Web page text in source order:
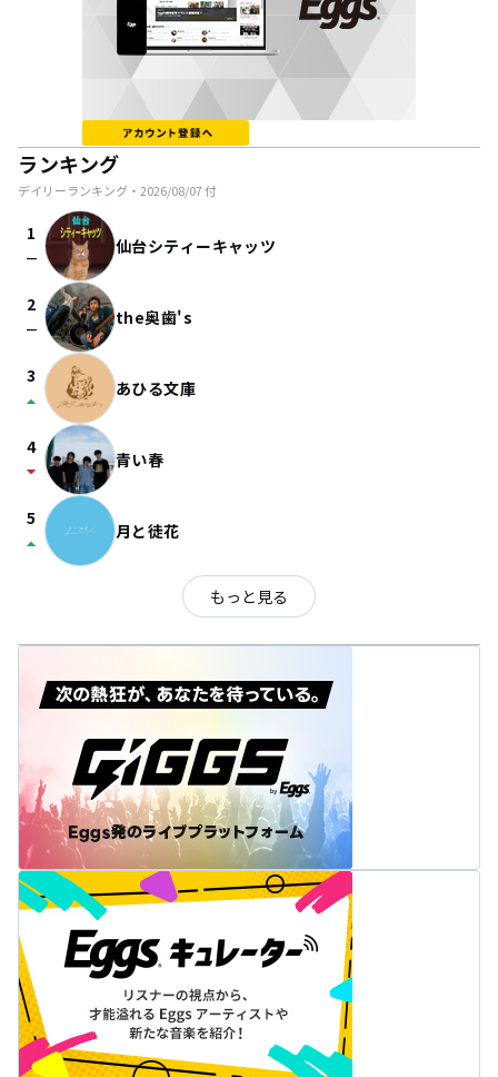
ランキング
デイリーランキング・ 2026/08/07付
1
check_indeterminate_small 仙台シティーキャッツ
2
check_indeterminate_small the奥歯's
3
arrow_drop_up あひる文庫
4
arrow_drop_down 青い春
5
arrow_drop_up 月と徒花
もっと見る